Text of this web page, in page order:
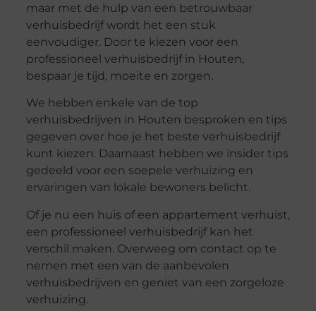
maar met de hulp van een betrouwbaar
verhuisbedrijf wordt het een stuk
eenvoudiger. Door te kiezen voor een
professioneel verhuisbedrijf in Houten,
bespaar je tijd, moeite en zorgen.
We hebben enkele van de top
verhuisbedrijven in Houten besproken en tips
gegeven over hoe je het beste verhuisbedrijf
kunt kiezen. Daarnaast hebben we insider tips
gedeeld voor een soepele verhuizing en
ervaringen van lokale bewoners belicht.
Of je nu een huis of een appartement verhuist,
een professioneel verhuisbedrijf kan het
verschil maken. Overweeg om contact op te
nemen met een van de aanbevolen
verhuisbedrijven en geniet van een zorgeloze
verhuizing.